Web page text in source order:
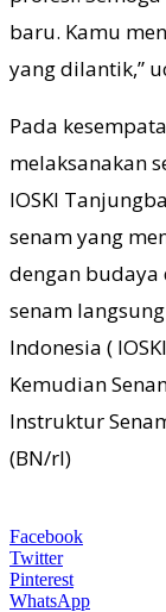
baru. Kamu
yang dilantik,”
Pada
melaksanakan
IOSKI
senam yang
dengan
senam
Indonesia (
Kemudian
Instruktur
(BN/rl)
Facebook
Twitter
Pinterest
WhatsApp